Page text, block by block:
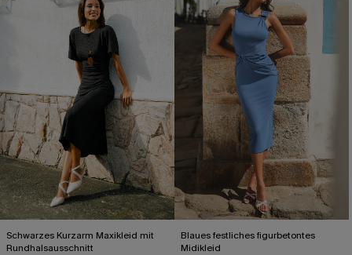
Schwarzes Kurzarm Maxikleid mit
Rundhalsausschnitt
Blaues festliches figurbetontes
Midikleid